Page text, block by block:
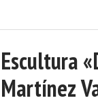
Escultura
Martínez